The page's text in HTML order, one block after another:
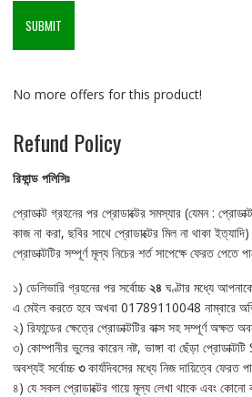
No more offers for this product!
Refund Policy
রিফান্ড পলিসিঃ
প্রোডাক্ট গ্রহনের পর প্রোডাক্টের সমস্যার (যেমন :
কাজ না করা, ছবির সাথে প্রোডাক্টের মিল না থাকা
প্রোডাক্টটির সম্পূর্ণ মূল্য নিচের শর্ত সাপেক্ষে ফেরত পেতে
১) ডেলিভারি গ্রহনের পর সর্বোচ্চ২৪ ঘণ্টার মধ্যে
এ মেইল করতে হবে অখবা 01789110048 নাম্বারে
২) রিফান্ডের ক্ষেত্রে প্রোডাক্টটির বাক্স সহ সম্পূর্ণ অক্ষত
৩) কোম্পানীর ভুলের কারেন নষ্ট, ভাঙ্গা বা ছেঁড়া
অবশ্যই সর্বোচ্চ৩কার্যদিবসের মধ্যে নিজ দায়িত্বে ফেরত
৪) যে সকল প্রোডাক্টের গায়ে মূল্য লেখা থাকে এবং